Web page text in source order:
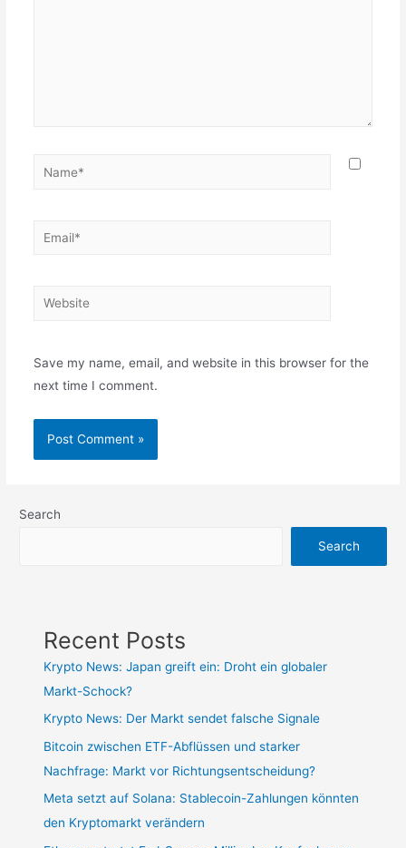
Name*
Email*
Website
Save my name, email, and website in this browser for the
next time I comment.
Search
Search
Recent Posts
Krypto News: Japan greift ein: Droht ein globaler
Markt-Schock?
Krypto News: Der Markt sendet falsche Signale
Bitcoin zwischen ETF-Abflüssen und starker
Nachfrage: Markt vor Richtungsentscheidung?
Meta setzt auf Solana: Stablecoin-Zahlungen könnten
den Kryptomarkt verändern